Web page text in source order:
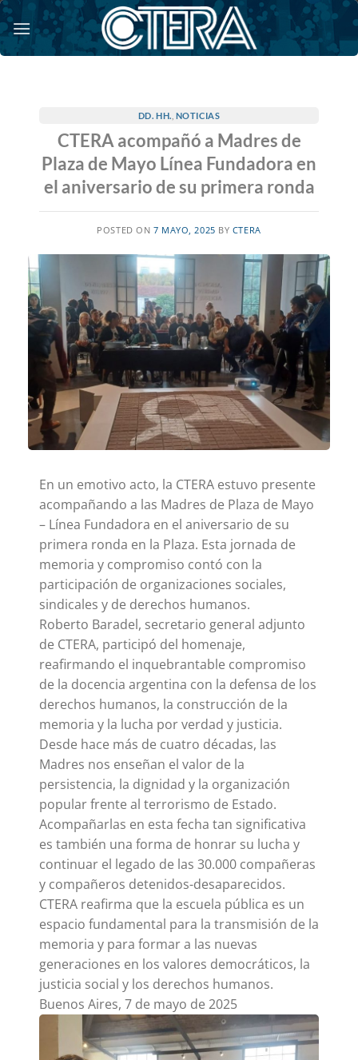
Saltar
al
contenido
DD. HH. NOTICIAS
CTERA acompañó a Madres de
Plaza de Mayo Línea Fundadora en
el aniversario de su primera ronda
POSTED ON 7 MAYO, 2025 BY CTERA
En un emotivo acto, la CTERA estuvo presente
acompañando a las Madres de Plaza de Mayo
– Línea Fundadora en el aniversario de su
primera ronda en la Plaza. Esta jornada de
memoria y compromiso contó con la
participación de organizaciones sociales,
sindicales y de derechos humanos.
Roberto Baradel, secretario general adjunto
de CTERA, participó del homenaje,
reafirmando el inquebrantable compromiso
de la docencia argentina con la defensa de los
derechos humanos, la construcción de la
memoria y la lucha por verdad y justicia.
Desde hace más de cuatro décadas, las
Madres nos enseñan el valor de la
persistencia, la dignidad y la organización
popular frente al terrorismo de Estado.
Acompañarlas en esta fecha tan significativa
es también una forma de honrar su lucha y
continuar el legado de las 30.000 compañeras
y compañeros detenidos-desaparecidos.
CTERA reafirma que la escuela pública es un
espacio fundamental para la transmisión de la
memoria y para formar a las nuevas
generaciones en los valores democráticos, la
justicia social y los derechos humanos.
Buenos Aires, 7 de mayo de 2025